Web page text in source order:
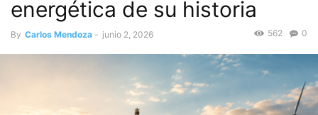
energética de su historia
By Carlos Mendoza - junio 2, 2026 0
562